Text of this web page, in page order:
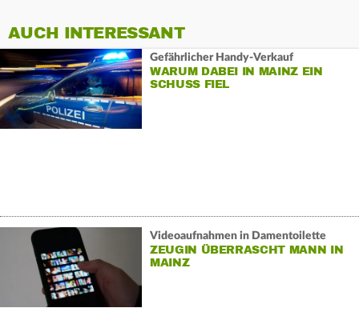
AUCH INTERESSANT
Gefährlicher Handy-Verkauf
WARUM DABEI IN MAINZ EIN
SCHUSS FIEL
Videoaufnahmen in Damentoilette
ZEUGIN ÜBERRASCHT MANN IN
MAINZ